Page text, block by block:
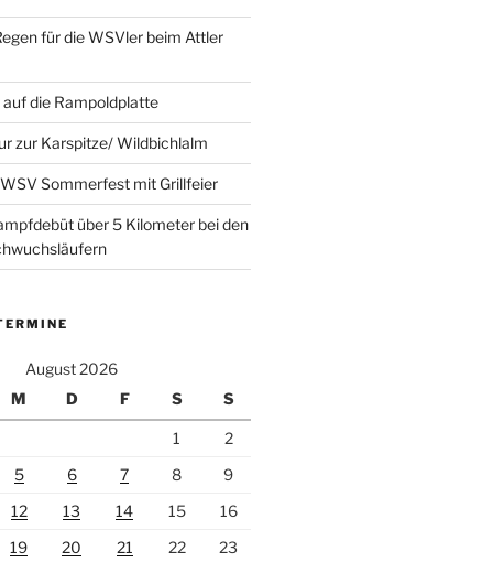
für die WSVler beim Attler
die Rampoldplatte
zur Karspitze/ Wildbichlalm
Sommerfest mit Grillfeier
über 5 Kilometer bei den
August 2026
M D F S S
1
2
5 6 7 8
9
12 13 14 15
16
19 20 21 22
23